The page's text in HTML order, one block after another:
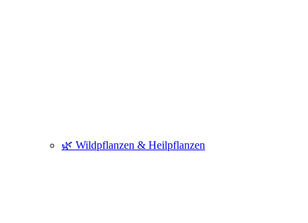
🌿 Wildpflanzen & Heilpflanzen